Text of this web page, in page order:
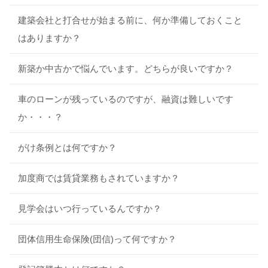
建築会社と打合せが始まる前に、何か準備しておくこと
はありますか？
新築か中古かで悩んでいます。どちらが良いですか？
車のローンが残っているのですが、融資は難しいです
か・・・？
がけ条例とは何ですか？
加度商では賃貸業務もされていますか？
見学会はいつ行っているんですか？
団体信用生命保険(団信)って何ですか？